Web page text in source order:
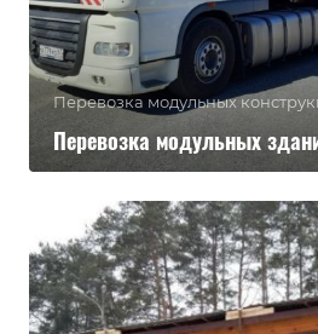
Перевозка модульных
Перевозка модульных